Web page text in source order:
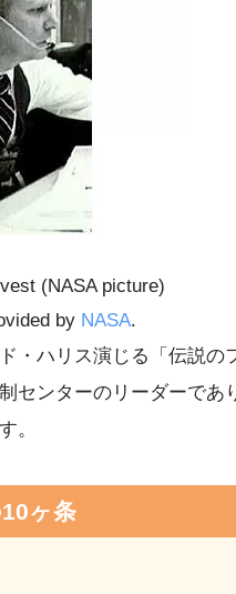
(NASA picture)
by NASA.
・ハリス演じる「伝説の
センターのリーダーであ
。
ヶ条